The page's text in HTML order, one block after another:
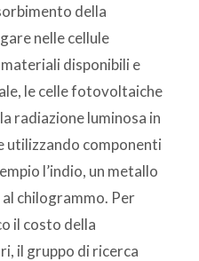
della
nelle cellule
disponibili e
le celle fotovoltaiche
radiazione luminosa in
componenti
l’indio, un metallo
chilogrammo. Per
il costo della
il gruppo di ricerca